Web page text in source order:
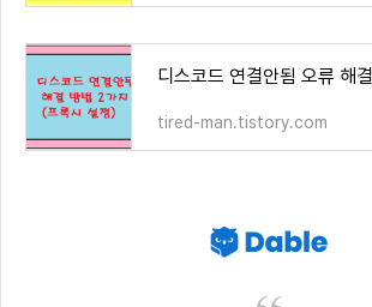
tired-man.tistory.com